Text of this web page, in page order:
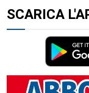
SCARICA